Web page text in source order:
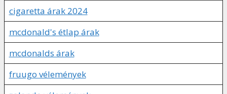
cigaretta árak 2024
mcdonald's étlap árak
mcdonalds árak
fruugo vélemények